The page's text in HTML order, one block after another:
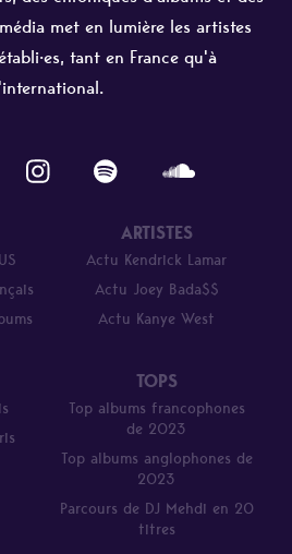
met en lumière les artistes
tant en France qu'à
ARTISTES
Actu Kendrick Lamar
Actu Joey Bada$$
Actu Kanye West
TOPS
Top albums francophones
de 2023
Top albums anglophones de
2023
Parcours de DJ Mehdi en 20
titres